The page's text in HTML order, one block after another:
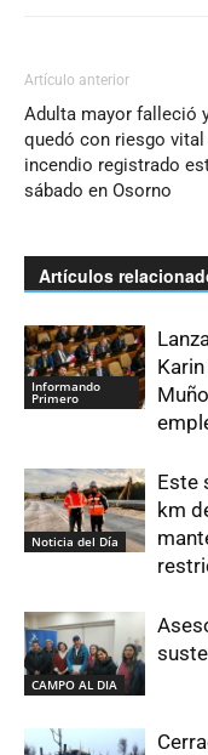
Artículo anterior
Adulta mayor falleció
quedó con riesgo vital
incendio registrado
sábado en Osorno
Artículos
Informando
Primero
Noticia del Día
Este
km
CAMPO AL DIA